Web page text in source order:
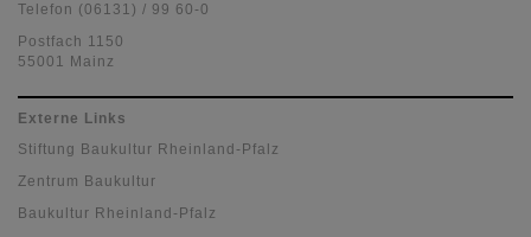
Telefon (06131) / 99 60-0
Postfach 1150
55001 Mainz
Externe Links
Stiftung Baukultur Rheinland-Pfalz
Zentrum Baukultur
Baukultur Rheinland-Pfalz